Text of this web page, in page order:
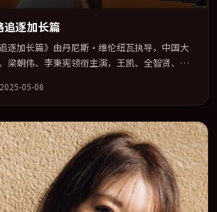
追逐加长篇
逐加长篇》由丹尼斯·维伦纽瓦执导，中国大
梁朝伟、李秉宪领衔主演，王凯、全智贤、黄
类型为骨架，在叙事、表演与视听上力求统
在内地院线及主流平台同步亮相，2025 年度
适合喜欢强情节与人物弧光的观众完整观看。
2025-05-06